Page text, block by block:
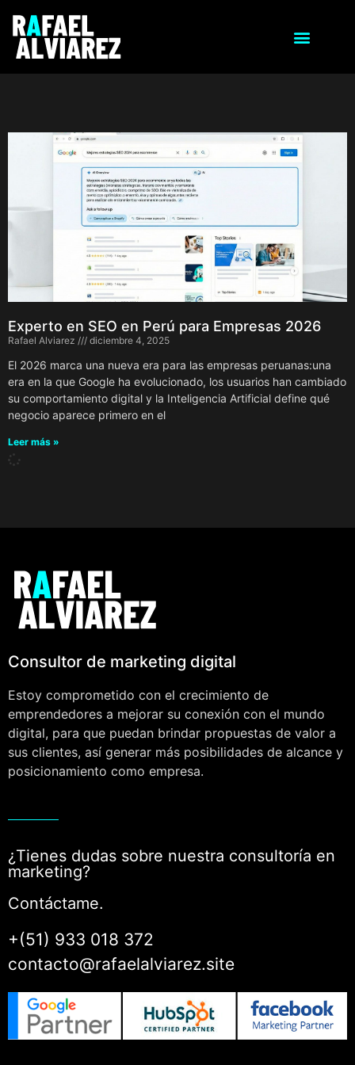
Experto en SEO en Perú para Empresas 2026
Rafael Alviarez diciembre 4, 2025
El 2026 marca una nueva era para las empresas peruanas:una
era en la que Google ha evolucionado, los usuarios han cambiado
su comportamiento digital y la Inteligencia Artificial define qué
negocio aparece primero en el
Leer más »
Consultor de marketing digital
Estoy comprometido con el crecimiento de
emprendedores a mejorar su conexión con el mundo
digital, para que puedan brindar propuestas de valor a
sus clientes, así generar más posibilidades de alcance y
posicionamiento como empresa.
¿Tienes dudas sobre nuestra consultoría en
marketing?
Contáctame.
+(51) 933 018 372
contacto@rafaelalviarez.site